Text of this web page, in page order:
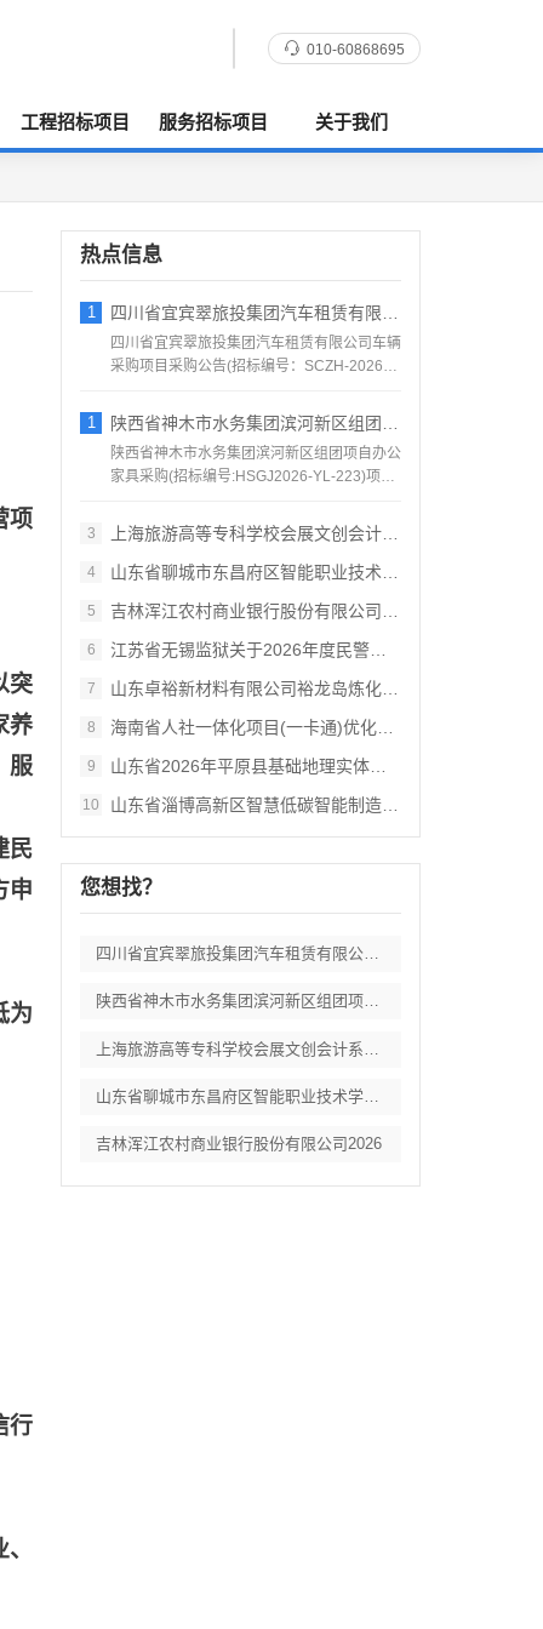
010-60868695
工程招标项目 服务招标项目 关于我们
项
突
养
服
民
申
为
行
热点信息
1 四川省宜宾翠旅投集团汽车租赁有限公司车辆
四川省宜宾翠旅投集团汽车租赁有限公司车辆
采购项目采购公告(招标编号：SCZH-2026-
1 陕西省神木市水务集团滨河新区组团项自办公
陕西省神木市水务集团滨河新区组团项自办公
家具采购(招标编号:HSGJ2026-YL-223)项目
3
上海旅游高等专科学校会展文创会计系列实验
4 山东省聊城市东昌府区智能职业技术学校教辅
5 吉林浑江农村商业银行股份有限公司2026
6 江苏省无锡监狱关于2026年度民警职工体
7 山东卓裕新材料有限公司裕龙岛炼化一体化项
8 海南省人社一体化项目(一卡通)优化及运维
9 山东省2026年平原县基础地理实体数据省
10 山东省淄博高新区智慧低碳智能制造产业园项
您想找？
四川省宜宾翠旅投集团汽车租赁有限公司车辆
陕西省神木市水务集团滨河新区组团项自办公
山东省聊城市东昌府区智能职业技术学校教辅
吉林浑江农村商业银行股份有限公司2026